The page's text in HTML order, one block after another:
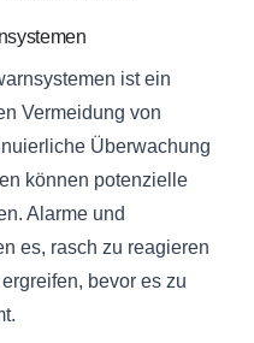
ist ein
Vermeidung von
Überwachung
können potenzielle
Alarme und
es, rasch zu reagieren
bevor es zu